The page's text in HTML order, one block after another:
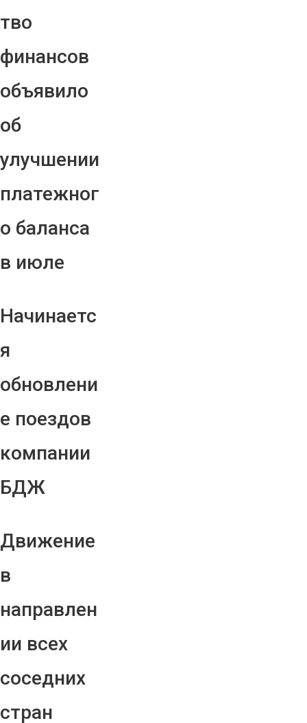
тво
финансов
объявило
об
улучшении
платежног
о баланса
в июле
Начинаетс
я
обновлени
е поездов
компании
БДЖ
Движение
в
направлен
ии всех
соседних
стран